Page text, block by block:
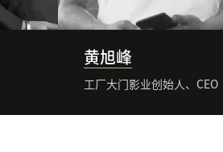
黄旭峰
工厂大门影业创始人、CEO